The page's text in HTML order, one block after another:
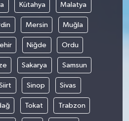
Kütahya Malatya
Mersin Muğla
Niğde Ordu
Sakarya Samsun
Sinop Sivas
Tokat Trabzon